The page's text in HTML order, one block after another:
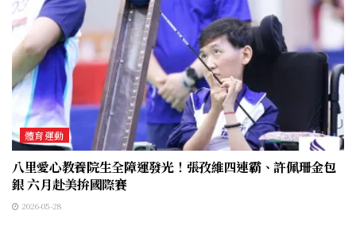
體育運動
八里愛心教養院生全障運發光！張孜維四連霸、許佩珊金包
銀 六月赴美拚國際賽
2026-05-28